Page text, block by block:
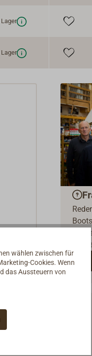
wählen zwischen für
Cookies. Wenn
das Aussteuern von